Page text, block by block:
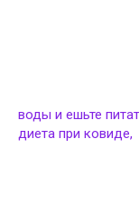
воды и ешьте
диета при ковиде,